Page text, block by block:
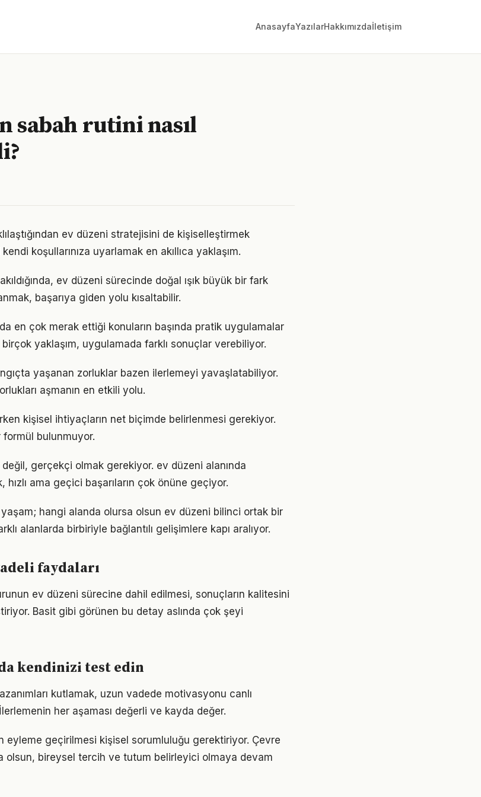
AnasayfaYazılarHakkımızdaİletişim
sabah rutini nasıl
ev düzeni stratejisini de kişiselleştirmek
koşullarınıza uyarlamak en akıllıca yaklaşım.
ev düzeni sürecinde doğal ışık büyük bir fark
başarıya giden yolu kısaltabilir.
en çok merak ettiği konuların başında pratik uygulamalar
yaklaşım, uygulamada farklı sonuçlar verebiliyor.
yaşanan zorluklar bazen ilerlemeyi yavaşlatabiliyor.
aşmanın en etkili yolu.
kişisel ihtiyaçların net biçimde belirlenmesi gerekiyor.
bulunmuyor.
gerçekçi olmak gerekiyor. ev düzeni alanında
ama geçici başarıların çok önüne geçiyor.
yaşam; hangi alanda olursa olsun ev düzeni bilinci ortak bir
alanlarda birbiriyle bağlantılı gelişimlere kapı aralıyor.
faydaları
ev düzeni sürecine dahil edilmesi, sonuçların kalitesini
Basit gibi görünen bu detay aslında çok şeyi
kendinizi test edin
kutlamak, uzun vadede motivasyonu canlı
her aşaması değerli ve kayda değer.
eyleme geçirilmesi kişisel sorumluluğu gerektiriyor. Çevre
olsun, bireysel tercih ve tutum belirleyici olmaya devam